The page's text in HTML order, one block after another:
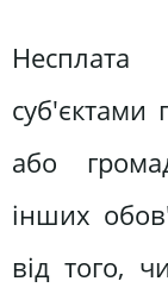
суб'єктами
або
інших
від того,